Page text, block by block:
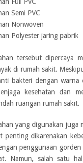
Semi PVC
Nonwoven
Polyester jaring pabrik
tersebut dipercaya
di rumah sakit.
bakteri dengan warna
kesehatan dan
ruangan rumah sakit.
yang digunakan juga
penting dikarenakan
penggunaan
Namun, salah satu